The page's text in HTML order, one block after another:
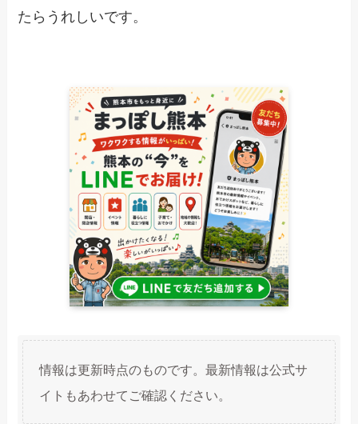
たらうれしいです。
情報は更新時点のものです。最新情報は公式サ
イトもあわせてご確認ください。